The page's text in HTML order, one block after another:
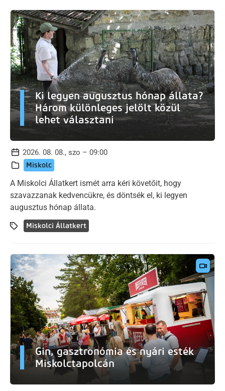
Ki legyen augusztus hónap állata?
Három különleges jelölt közül
lehet választani
2026. 08. 08., szo – 09:00
Miskolc
A Miskolci Állatkert ismét arra kéri követőit, hogy
szavazzanak kedvencükre, és döntsék el, ki legyen
augusztus hónap állata.
Miskolci Állatkert
Gin, gasztronómia és nyári esték
Miskolctapolcán